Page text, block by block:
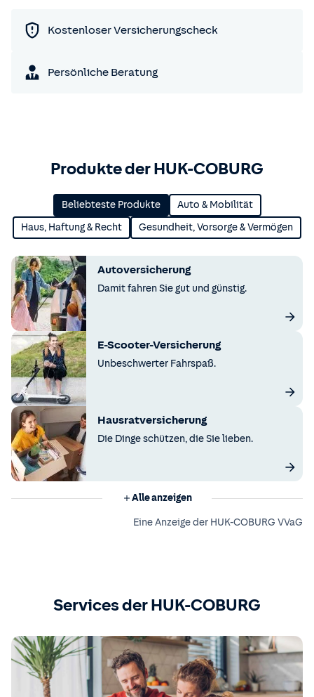
Kostenloser Versicherungscheck
Persönliche Beratung
Produkte der HUK-COBURG
Beliebteste Produkte Auto & Mobilität
Haus, Haftung & Recht Gesundheit, Vorsorge & Vermögen
Autoversicherung
Damit fahren Sie gut und günstig.
E-Scooter-Versicherung
Unbeschwerter Fahrspaß.
Hausratversicherung
Die Dinge schützen, die Sie lieben.
Alle anzeigen
Eine Anzeige der HUK-COBURG VVaG
Services der HUK-COBURG